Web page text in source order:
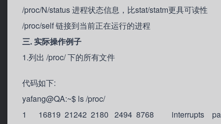
/proc/N/status 进程状态信息，比stat/statm更具可读性
/proc/self 链接到当前正在运行的进程
三. 实际操作例子
1.列出 /proc/ 下的所有文件
代码如下:
yafang@QA:~$ ls /proc/
1 16819 21242 2180 2494 8768 interrupts